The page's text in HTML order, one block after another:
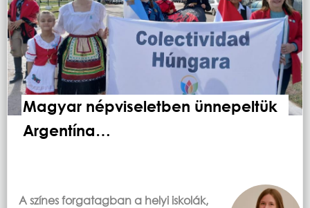
Magyar népviseletben ünnepeltük
Argentína…
A színes forgatagban a helyi iskolák,